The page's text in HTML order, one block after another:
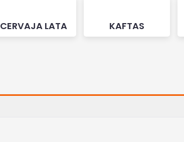
CERVAJA LATA KAFTAS